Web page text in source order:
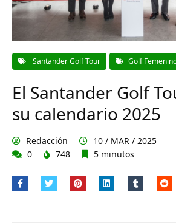
Santander Golf Tour Golf
El Santander Golf
su calendario 2025
Redacción
10 / MAR / 2025
0
748 5 minutos